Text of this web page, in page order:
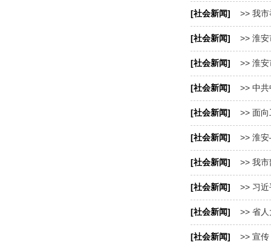
[社会新闻] >> 我
[社会新闻] >> 淮安
[社会新闻] >> 淮
[社会新闻] >> 中
[社会新闻] >> 面
[社会新闻] >> 淮
[社会新闻] >> 我
[社会新闻] >> 习
[社会新闻] >> 省
[社会新闻] >> 宣